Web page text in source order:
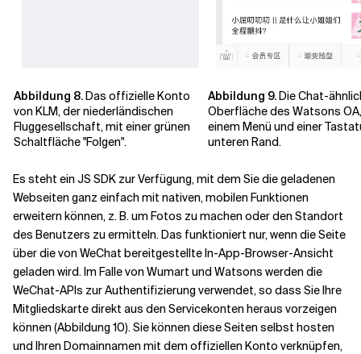
Abbildung 8.Das offizielle Konto
von KLM, der niederländischen
Fluggesellschaft, mit einer grünen
Schaltfläche "Folgen".
Abbildung 9.Die Chat-
Oberfläche des Watsons
einem Menü und einer
unteren Rand.
Es steht ein JS SDK zur Verfügung, mit dem Sie die geladenen
Webseiten ganz einfach mit nativen, mobilen Funktionen
erweitern können, z. B. um Fotos zu machen oder den Standort
des Benutzers zu ermitteln.Das funktioniert nur, wenn die Seite
über die von WeChat bereitgestellte In-App-Browser-Ansicht
geladen wird. Im Falle von Wumart und Watsons werden die
WeChat-APIs zur Authentifizierung verwendet, so dass Sie Ihre
Mitgliedskarte direkt aus den Servicekonten heraus vorzeigen
können (Abbildung 10). Sie können diese Seiten selbst hosten
und Ihren Domainnamen mit dem offiziellen Konto verknüpfen,